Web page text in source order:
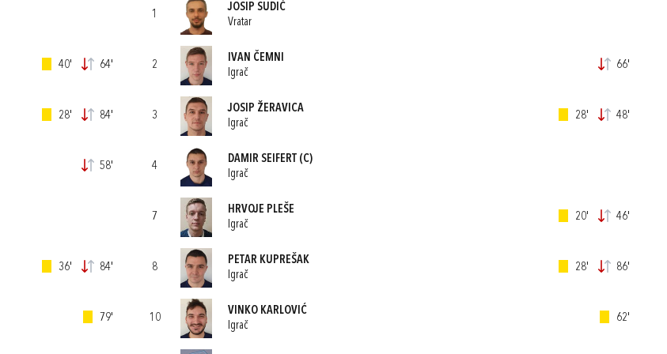
40' 64'
28' 84'
58'
36' 84'
79'
1
JOSIP SUDIĆ
Vratar
2
IVAN ČEMNI
Igrač
66'
3
JOSIP ŽERAVICA
Igrač
28' 48'
4
DAMIR SEIFERT(C)
Igrač
7
HRVOJE PLEŠE
Igrač
20' 46'
8
PETAR KUPREŠAK
Igrač
28' 86'
10
VINKO KARLOVIĆ
Igrač
62'